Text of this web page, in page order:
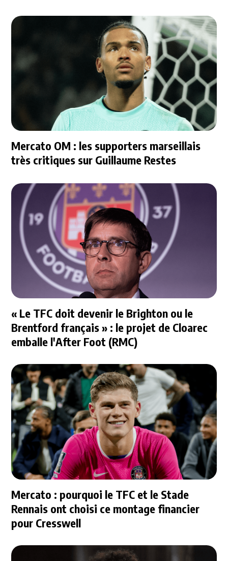
Mercato OM : les supporters marseillais
très critiques sur Guillaume Restes
« Le TFC doit devenir le Brighton ou le
Brentford français » : le projet de Cloarec
emballe l'After Foot (RMC)
Mercato : pourquoi le TFC et le Stade
Rennais ont choisi ce montage financier
pour Cresswell